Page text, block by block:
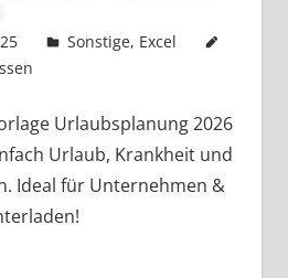
k-o-v
Sonstige, Excel
Urlaubsplanung 2026
Urlaub, Krankheit und
Ideal für Unternehmen &